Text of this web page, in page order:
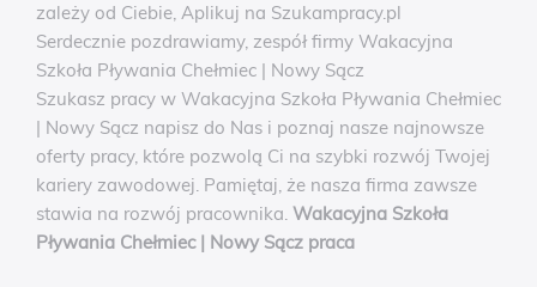
zależy od Ciebie, Aplikuj na Szukampracy.pl
Serdecznie pozdrawiamy, zespół firmy Wakacyjna
Szkoła Pływania Chełmiec | Nowy Sącz
Szukasz pracy w Wakacyjna Szkoła Pływania Chełmiec
| Nowy Sącz napisz do Nas i poznaj nasze najnowsze
oferty pracy, które pozwolą Ci na szybki rozwój Twojej
kariery zawodowej. Pamiętaj, że nasza firma zawsze
stawia na rozwój pracownika. Wakacyjna Szkoła
Pływania Chełmiec | Nowy Sącz praca